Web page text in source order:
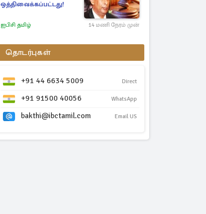
ஒத்திவைக்கப்பட்டது!
ஐபிசி தமிழ் 14 மணி நேரம் முன்
தொடர்புகள்
+91 44 6634 5009 Direct
+91 91500 40056 WhatsApp
bakthi@ibctamil.com Email US